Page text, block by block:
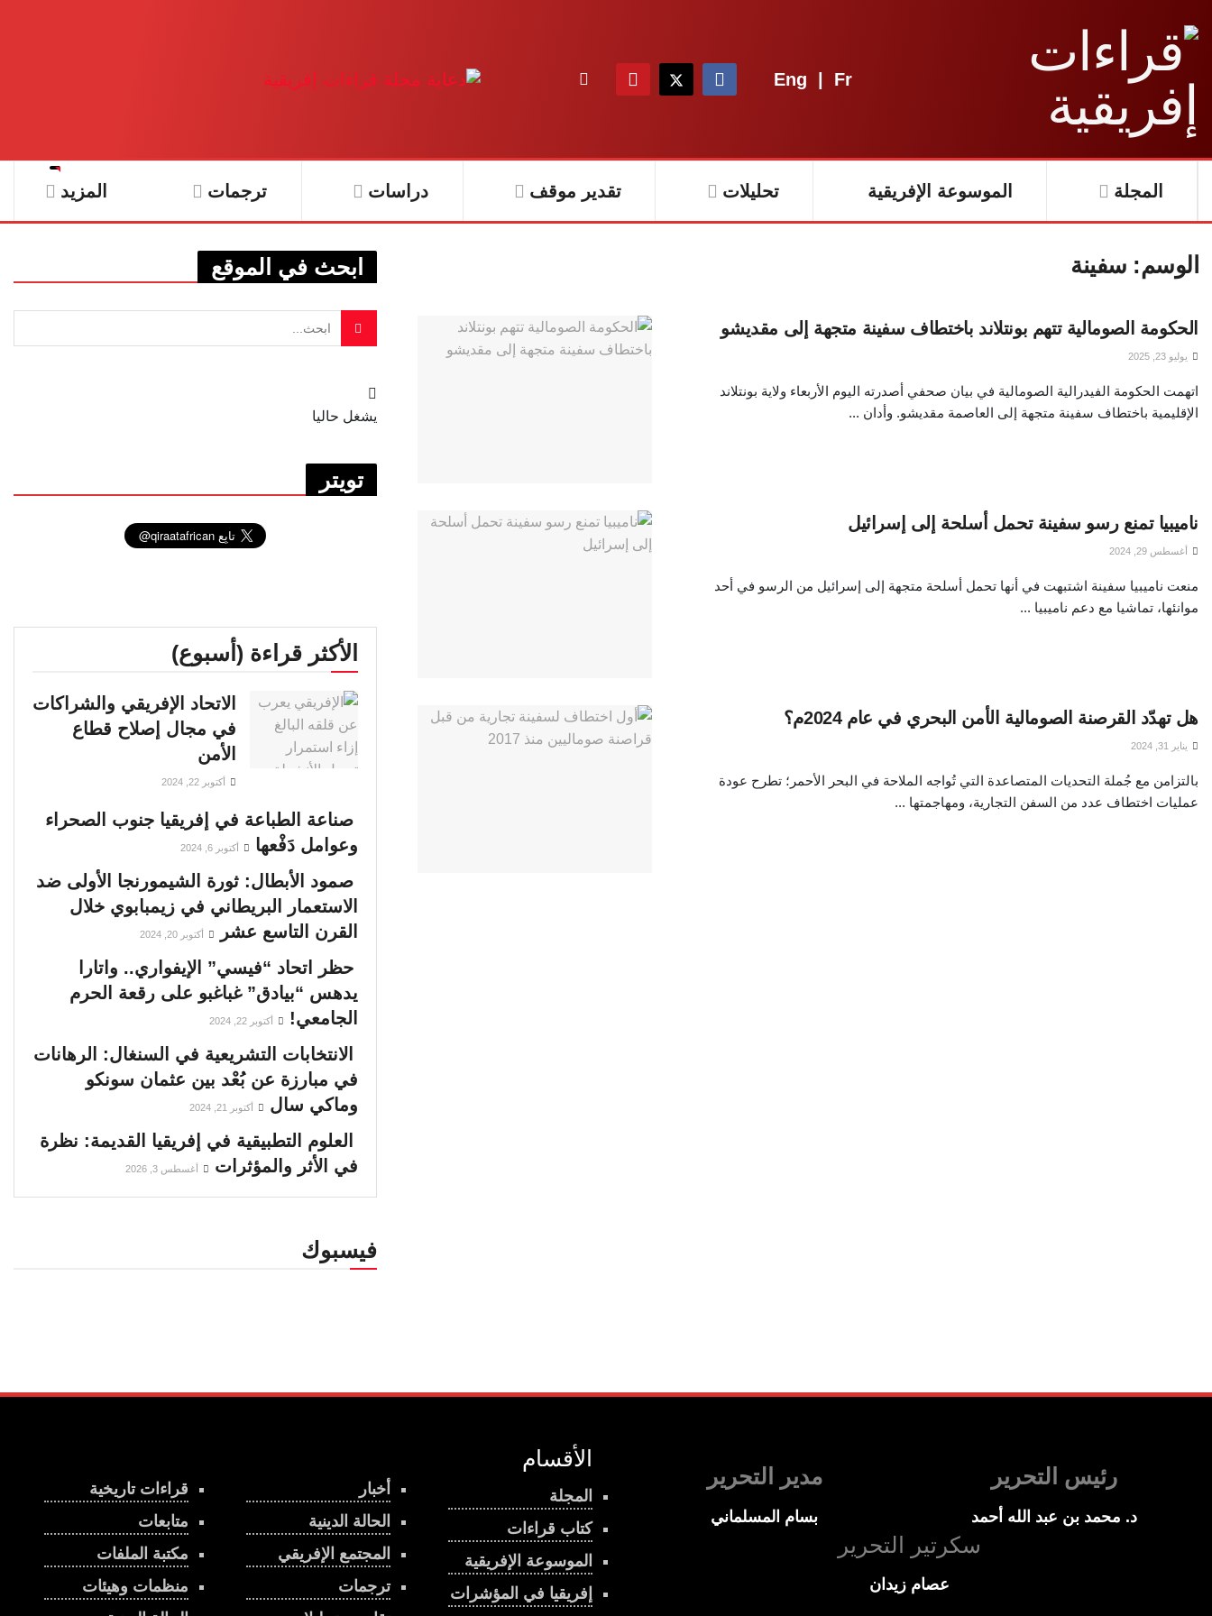
Eng | Fr
المجلة الموسوعة الإفريقية تحليلات تقدير موقف دراسات ترجمات المزيد
الوسم: سفينة
الحكومة الصومالية تتهم بونتلاند باختطاف سفينة متجهة إلى مقديشو
يوليو 23, 2025
اتهمت الحكومة الفيدرالية الصومالية في بيان صحفي أصدرته اليوم الأربعاء ولاية بونتلاند
الإقليمية باختطاف سفينة متجهة إلى العاصمة مقديشو. وأدان ...
ناميبيا تمنع رسو سفينة تحمل أسلحة إلى إسرائيل
أغسطس 29, 2024
منعت ناميبيا سفينة اشتبهت في أنها تحمل أسلحة متجهة إلى إسرائيل من الرسو في أحد
موانئها، تماشيا مع دعم ناميبيا ...
هل تهدّد القرصنة الصومالية الأمن البحري في عام 2024م؟
يناير 31, 2024
بالتزامن مع جُملة التحديات المتصاعدة التي تُواجه الملاحة في البحر الأحمر؛ تطرح عودة
عمليات اختطاف عدد من السفن التجارية، ومهاجمتها ...
ابحث في الموقع
يشغل حاليا
تويتر
الأكثر قراءة (أسبوع)
الاتحاد الإفريقي والشراكات
في مجال إصلاح قطاع
الأمن
أكتوبر 22, 2024
صناعة الطباعة في إفريقيا جنوب الصحراء
وعوامل دَفْعها
أكتوبر 6, 2024
صمود الأبطال: ثورة الشيمورنجا الأولى ضد
الاستعمار البريطاني في زيمبابوي خلال
القرن التاسع عشر
أكتوبر 20, 2024
حظر اتحاد “فيسي” الإيفواري.. واتارا
يدهس “بيادق” غباغبو على رقعة الحرم
الجامعي!
أكتوبر 22, 2024
الانتخابات التشريعية في السنغال: الرهانات
في مبارزة عن بُعْد بين عثمان سونكو
وماكي سال
أكتوبر 21, 2024
العلوم التطبيقية في إفريقيا القديمة: نظرة
في الأثر والمؤثرات
أغسطس 3, 2026
فيسبوك
قراءات تاريخية
متابعات
مكتبة الملفات
منظمات وهيئات
أخبار
الحالة الدينية
المجتمع الإفريقي
ترجمات
الأقسام
المجلة
كتاب قراءات
الموسوعة الإفريقية
إفريقيا في المؤشرات
رئيس التحرير
د. محمد بن عبد الله أحمد
مدير التحرير
بسام المسلماني
سكرتير التحرير
عصام زيدان